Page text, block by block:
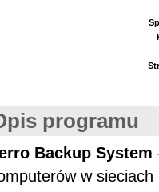
programu
Backup System
w